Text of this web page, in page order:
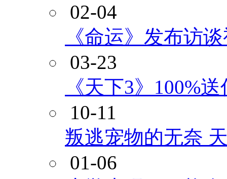
02-04
《命运》发布访
03-23
《天下3》100%
10-11
叛逃宠物的无奈
01-06